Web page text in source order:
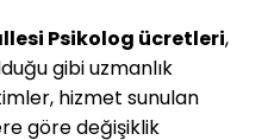
Psikolog ücretleri,
gibi uzmanlık
hizmet sunulan
göre değişiklik